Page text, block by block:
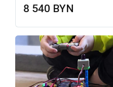
8 540 BYN